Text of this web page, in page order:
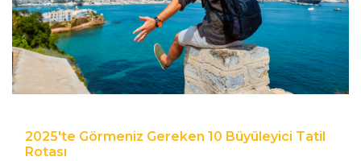
2025'te Görmeniz Gereken 10 Büyüleyici Tatil
Rotası